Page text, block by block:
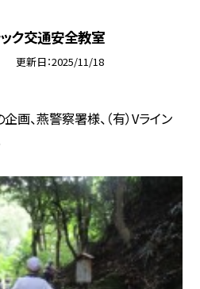
ク交通安全教室
更新日 2025/11/18
画、燕警察署様、（有）Vライン